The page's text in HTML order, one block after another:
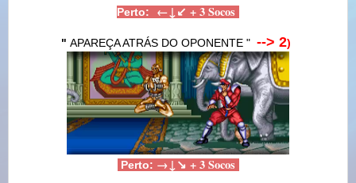
Perto: ←↓↙ + 3 Socos
" APAREÇA ATRÁS DO OPONENTE " --> 2)
Perto: →↓↘ + 3 Socos